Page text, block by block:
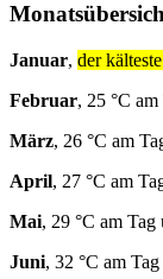
Januar, der
Februar, 25 °C
März, 26 °C am
April, 27 °C am
Mai, 29 °C am
Juni, 32 °C am